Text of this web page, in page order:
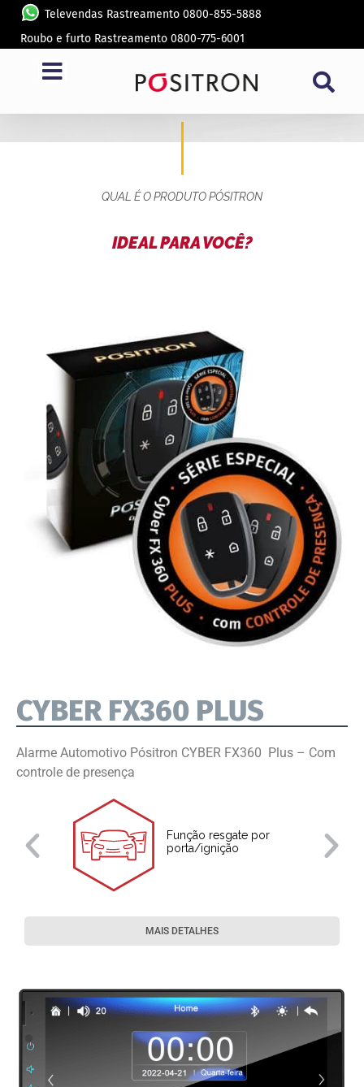
Televendas Rastreamento 0800-855-5888
Roubo e furto Rastreamento 0800-775-6001
SP 6730
QUAL É O PRODUTO PÓSITRON
IDEAL PARA VOCÊ?
CYBER FX360 PLUS
Alarme Automotivo Pósitron CYBER FX360 Plus – Com
controle de presença
Função resgate por
porta/ignição
MAIS DETALHES